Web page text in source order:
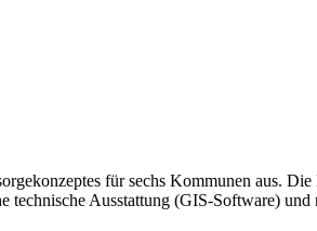
für sechs Kommunen aus.
Ausstattung (GIS-Software)